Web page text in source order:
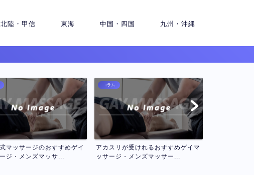
北陸・甲信 東海 中国・四国 九州・沖縄
が受けれるおすすめゲイマ
・メンズマッサー...
コラム
ロミロミマッサージが受けれるおす
すめゲイマッサージ・メン...